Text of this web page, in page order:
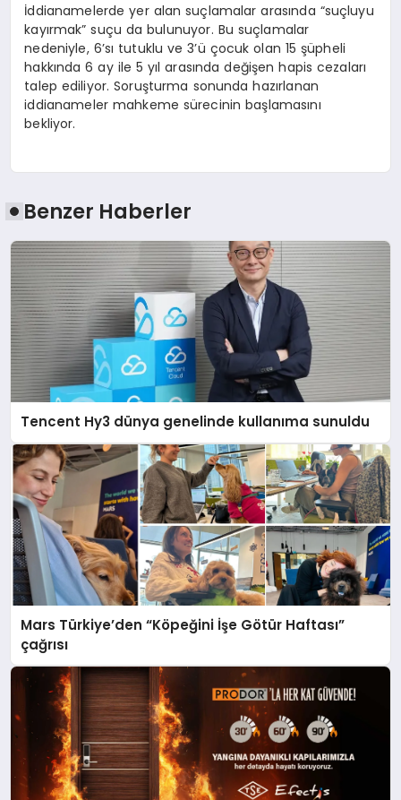
İddianamelerde yer alan suçlamalar arasında “suçluyu
kayırmak” suçu da bulunuyor. Bu suçlamalar
nedeniyle, 6’sı tutuklu ve 3’ü çocuk olan 15 şüpheli
hakkında 6 ay ile 5 yıl arasında değişen hapis cezaları
talep ediliyor. Soruşturma sonunda hazırlanan
iddianameler mahkeme sürecinin başlamasını
bekliyor.
Benzer Haberler
Tencent Hy3 dünya genelinde kullanıma sunuldu
Mars Türkiye’den “Köpeğini İşe Götür Haftası”
çağrısı